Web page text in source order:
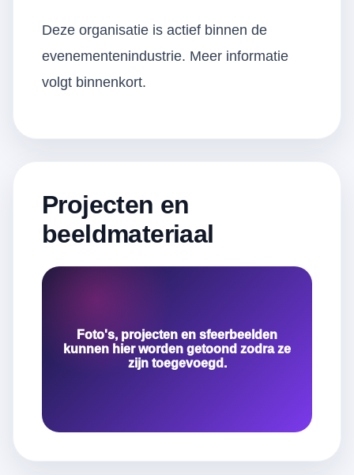
Deze organisatie is actief binnen de
evenementenindustrie. Meer informatie
volgt binnenkort.
Projecten en
beeldmateriaal
Foto's, projecten en sfeerbeelden
kunnen hier worden getoond zodra ze
zijn toegevoegd.